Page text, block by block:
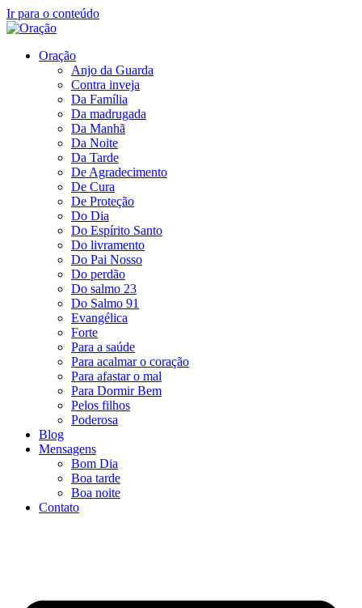
Ir para o conteúdo
Oração
Anjo da Guarda
Contra inveja
Da Família
Da madrugada
Da Manhã
Da Noite
Da Tarde
De Agradecimento
De Cura
De Proteção
Do Dia
Do Espírito Santo
Do livramento
Do Pai Nosso
Do perdão
Do salmo 23
Do Salmo 91
Evangélica
Forte
Para a saúde
Para acalmar o coração
Para afastar o mal
Para Dormir Bem
Pelos filhos
Poderosa
Blog
Mensagens
Bom Dia
Boa tarde
Boa noite
Contato